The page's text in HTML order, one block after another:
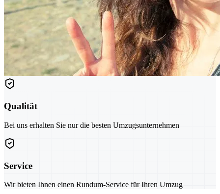
Qualität
Bei uns erhalten Sie nur die besten Umzugsunternehmen
Service
Wir bieten Ihnen einen Rundum-Service für Ihren Umzug